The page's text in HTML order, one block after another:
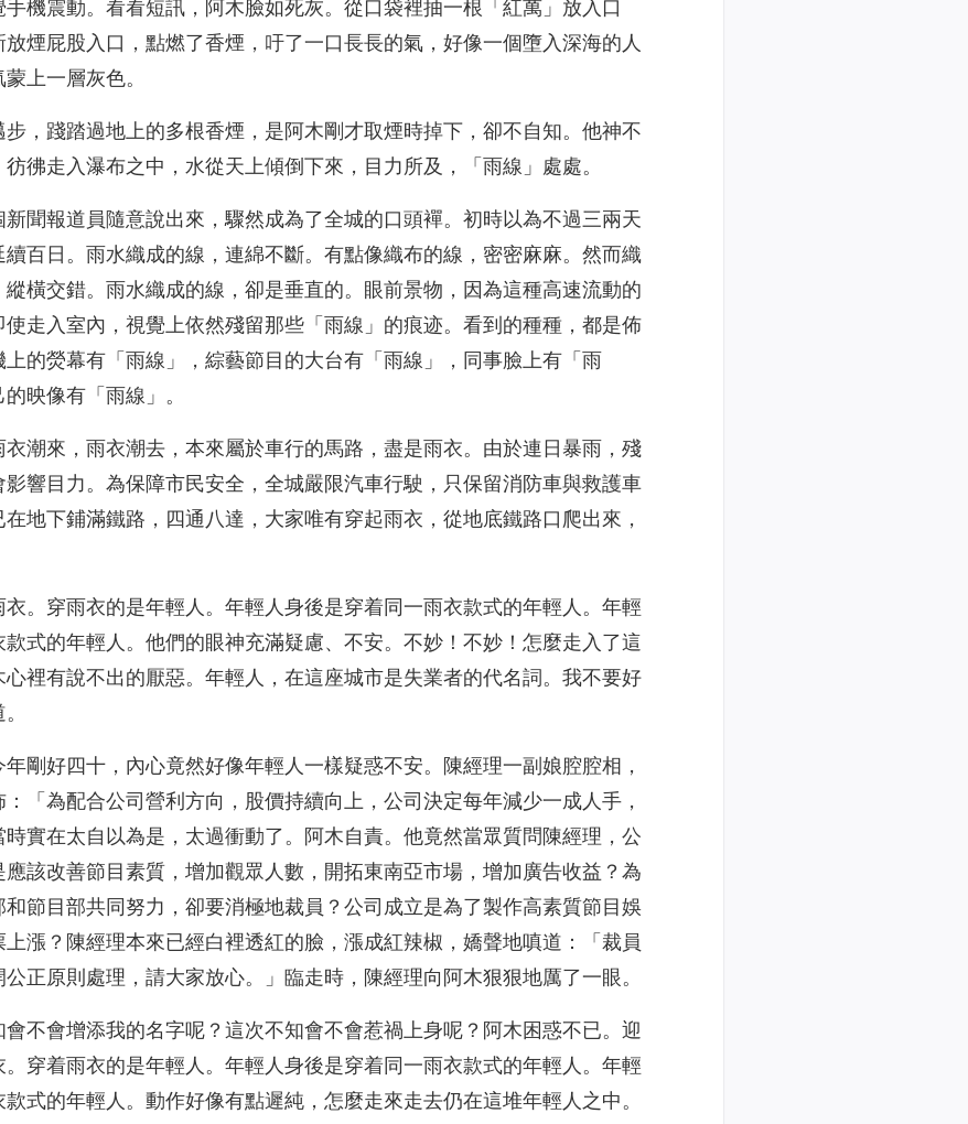
機震動。看看短訊，阿木臉如死灰。從口袋裡抽一根「紅萬」放入口
煙屁股入口，點燃了香煙，吁了一口長長的氣，好像一個墮入深海的人
上一層灰色。
步，踐踏過地上的多根香煙，是阿木剛才取煙時掉下，卻不自知。他神不
彿走入瀑布之中，水從天上傾倒下來，目力所及，「雨線」處處。
新聞報道員隨意說出來，驟然成為了全城的口頭襌。初時以為不過三兩天
百日。雨水織成的線，連綿不斷。有點像織布的線，密密麻麻。然而織
橫交錯。雨水織成的線，卻是垂直的。眼前景物，因為這種高速流動的
走入室內，視覺上依然殘留那些「雨線」的痕迹。看到的種種，都是佈
的熒幕有「雨線」，綜藝節目的大台有「雨線」，同事臉上有「雨
映像有「雨線」。
衣潮來，雨衣潮去，本來屬於車行的馬路，盡是雨衣。由於連日暴雨，殘
響目力。為保障市民安全，全城嚴限汽車行駛，只保留消防車與救護車
地下鋪滿鐵路，四通八達，大家唯有穿起雨衣，從地底鐵路口爬出來，
。穿雨衣的是年輕人。年輕人身後是穿着同一雨衣款式的年輕人。年輕
款式的年輕人。他們的眼神充滿疑慮、不安。不妙！不妙！怎麼走入了這
裡有說不出的厭惡。年輕人，在這座城市是失業者的代名詞。我不要好
剛好四十，內心竟然好像年輕人一樣疑惑不安。陳經理一副娘腔腔相，
「為配合公司營利方向，股價持續向上，公司決定每年減少一成人手，
時實在太自以為是，太過衝動了。阿木自責。他竟然當眾質問陳經理，公
該改善節目素質，增加觀眾人數，開拓東南亞市場，增加廣告收益？為
節目部共同努力，卻要消極地裁員？公司成立是為了製作高素質節目娛
漲？陳經理本來已經白裡透紅的臉，漲成紅辣椒，嬌聲地嗔道：「裁員
正原則處理，請大家放心。」臨走時，陳經理向阿木狠狠地厲了一眼。
不會增添我的名字呢？這次不知會不會惹禍上身呢？阿木困惑不已。迎
穿着雨衣的是年輕人。年輕人身後是穿着同一雨衣款式的年輕人。年輕
式的年輕人。動作好像有點遲純，怎麼走來走去仍在這堆年輕人之中。